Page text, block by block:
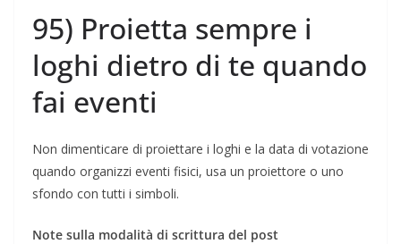
95) Proietta sempre i
loghi dietro di te quando
fai eventi
Non dimenticare di proiettare i loghi e la data di votazione
quando organizzi eventi fisici, usa un proiettore o uno
sfondo con tutti i simboli.
Note sulla modalità di scrittura del post